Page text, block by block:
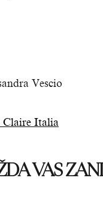
Vescio
Claire Italia
VAS